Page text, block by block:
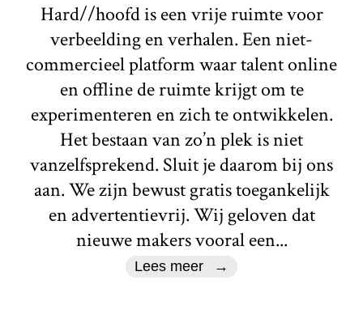
Hard//hoofd is een vrije ruimte voor
verbeelding en verhalen. Een niet-
commercieel platform waar talent online
en offline de ruimte krijgt om te
experimenteren en zich te ontwikkelen.
Het bestaan van zo’n plek is niet
vanzelfsprekend. Sluit je daarom bij ons
aan. We zijn bewust gratis toegankelijk
en advertentievrij. Wij geloven dat
nieuwe makers vooral een...
Lees meer